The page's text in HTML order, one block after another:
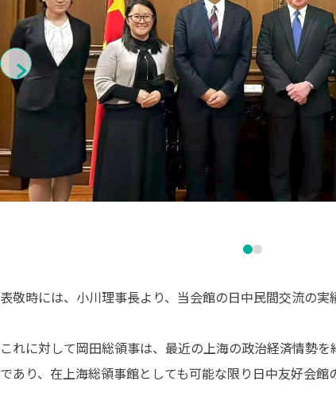
表敬時には、小川理事長より、当会館の日中民間交流の
これに対して岡田総領事は、最近の上海の政治経済情勢
であり、在上海総領事館としても可能な限り日中友好会館